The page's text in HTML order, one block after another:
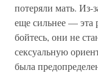
потеряли мать. Из-
еще сильнее — эта
бойтесь, они не
сексуальную
была